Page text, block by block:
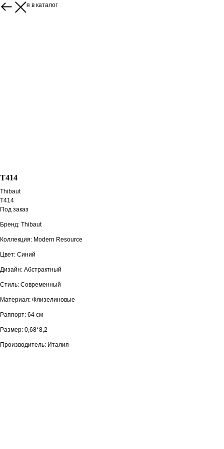
Вернуться в каталог
T414
Thibaut
T414
Под заказ
Бренд: Thibaut
Коллекция: Modern Resource
Цвет: Синий
Дизайн: Абстрактный
Стиль: Cовременный
Материал: Флизелиновые
Раппорт: 64 см
Размер: 0,68*8,2
Производитель: Италия